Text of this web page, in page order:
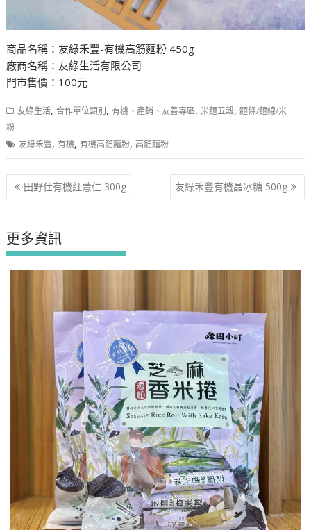
商品名稱：友綠禾豐-有機高筋麵粉 450g
廠商名稱：友綠生活有限公司
門市售價：100元
友綠生活,合作單位類別,有機、產銷、友善專區,米麵五穀,麵條/麵線/米
粉
友綠禾豐,有機,有機高筋麵粉,高筋麵粉
文
章
覽
田野仕有機紅薏仁 300g 友綠禾豐有機晶冰糖 500g
更多資訊